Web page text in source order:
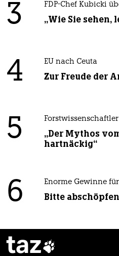
3 FDP-Chef Kubicki
„Wie Sie sehen,
4 EU nach Ceuta
Zur Freude der
5
„Der Mythos
hartnäckig“
6 Enorme Gewinne
Bitte
taz